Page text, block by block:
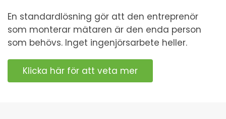
En standardlösning gör att den entreprenör
som monterar mätaren är den enda person
som behövs. Inget ingenjörsarbete heller.
Klicka här för att veta mer